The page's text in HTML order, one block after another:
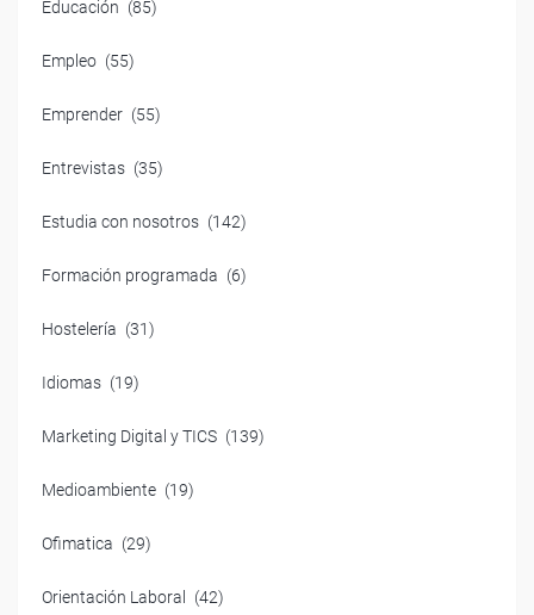
Educación (85)
Empleo (55)
Emprender (55)
Entrevistas (35)
Estudia con nosotros (142)
Formación programada (6)
Hostelería (31)
Idiomas (19)
Marketing Digital y TICS (139)
Medioambiente (19)
Ofimatica (29)
Orientación Laboral (42)